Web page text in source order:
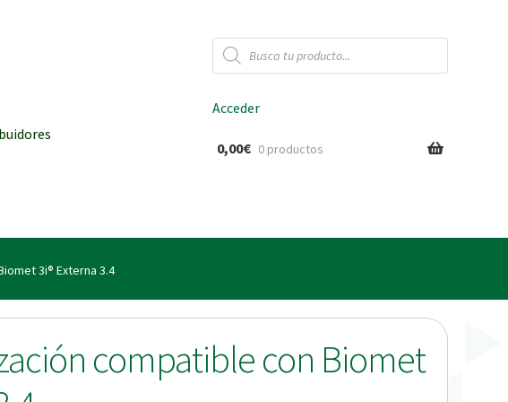
Búsqueda
de
productos
Finalizar Pedido
Acceder
0,00€ 0 productos
3i® Externa 3.4
compatible con Biomet